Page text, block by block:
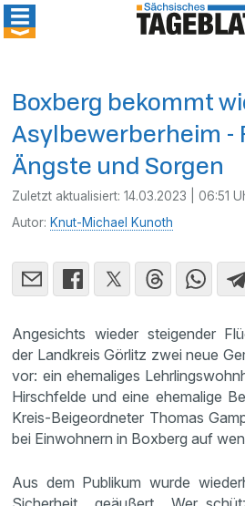
Boxberg bekommt
Asylbewerberheim -
Ängste und Sorgen
Zuletzt aktualisiert:14.03.2023 | 06:51
Autor: Knut-Michael Kunoth
Angesichts wieder steigender
der Landkreis Görlitz zwei neue
vor: ein ehemaliges
Hirschfelde und eine ehemalige
Kreis-Beigeordneter Thomas
bei Einwohnern in Boxberg auf
Aus dem Publikum wurde